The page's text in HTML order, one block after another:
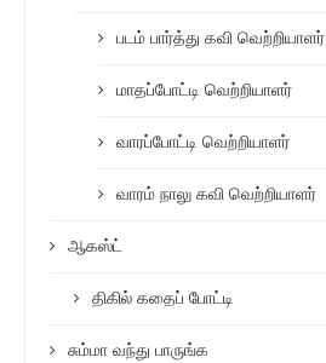
படம் பார்த்து கவி வெற்றியாளர்
மாதப்போட்டி வெற்றியாளர்
வாரப்போட்டி வெற்றியாளர்
வாரம் நாலு கவி வெற்றியாளர்
ஆகஸ்ட்
திகில் கதைப் போட்டி
சும்மா வந்து பாருங்க